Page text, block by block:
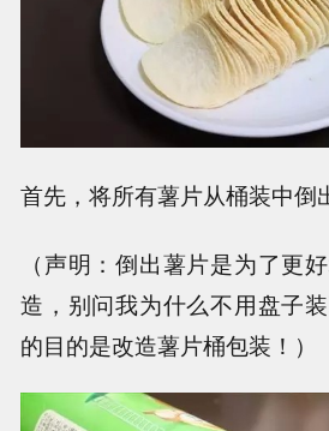
首先，将所有薯片从桶装中倒
（声明：倒出薯片是为了更
造，别问我为什么不用盘子
的目的是改造薯片桶包装！）